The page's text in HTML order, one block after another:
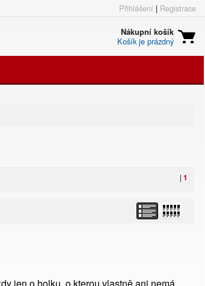
Přihlášení | Registrace
Nákupní košík
Košík je prázdný
| 1